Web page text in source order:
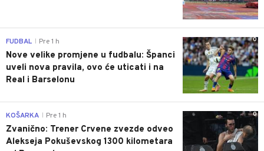
0
FUDBAL Pre 1 h
Nove velike promjene u fudbalu: Španci
uveli nova pravila, ovo će uticati i na
Real i Barselonu
0
KOŠARKA Pre 1 h
Zvanično: Trener Crvene zvezde odveo
Alekseja Pokuševskog 1300 kilometara